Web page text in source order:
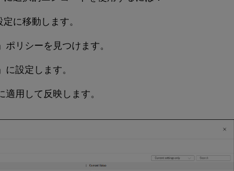
に移動します。
ポリシーを見つけます。
設定します。
用して反映します。